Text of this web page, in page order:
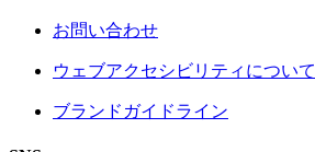
お問い合わせ
ウェブアクセシビリティについて
ブランドガイドライン